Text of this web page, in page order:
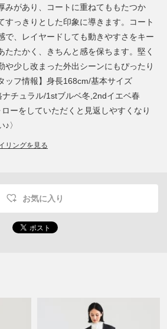
みがあり、コートに重ねてももたつか
すっきりとした印象に導きます。コート
で、レイヤードしても動きやすさをキー
たたかく、きちんと感を保ちます。堅く
や少し改まった外出シーンにもぴったり
ッフ情報】身長168cm/基本サイズ
チュラル/1stブルベ冬,2ndイエベ春
ーをしていただくと見返しやすくなり
〉
リングを見る
お気に入り